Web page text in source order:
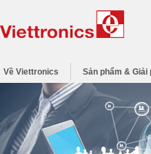
Về Viettronics Sản phẩm & Giải